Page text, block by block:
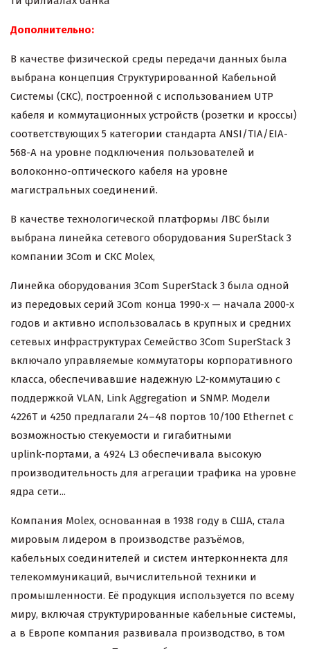
Дополнительно:
В качестве физической среды передачи данных была
выбрана концепция Структурированной Кабельной
Системы (СКС), построенной с использованием UTP
кабеля и коммутационных устройств (розетки и кроссы)
соответствующих 5 категории стандарта ANSI/TIA/EIA-
568-A на уровне подключения пользователей и
волоконно-оптического кабеля на уровне
магистральных соединений.
В качестве технологической платформы ЛВС были
выбрана линейка сетевого оборудования SuperStack 3
компании 3Com и СКС Molex,
Линейка оборудования 3Com SuperStack 3 была одной
из передовых серий 3Com конца 1990‑х — начала 2000‑х
годов и активно использовалась в крупных и средних
сетевых инфраструктурах Семейство 3Com SuperStack 3
включало управляемые коммутаторы корпоративного
класса, обеспечивавшие надежную L2‑коммутацию с
поддержкой VLAN, Link Aggregation и SNMP. Модели
4226T и 4250 предлагали 24–48 портов 10/100 Ethernet с
возможностью стекуемости и гигабитными
uplink‑портами, а 4924 L3 обеспечивала высокую
производительность для агрегации трафика на уровне
ядра сети...
Компания Molex, основанная в 1938 году в США, стала
мировым лидером в производстве разъёмов,
кабельных соединителей и систем интерконнекта для
телекоммуникаций, вычислительной техники и
промышленности. Её продукция используется по всему
миру, включая структурированные кабельные системы,
а в Европе компания развивала производство, в том